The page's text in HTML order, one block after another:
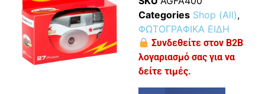
Categories Shop (All),
ΦΩΤΟΓΡΑΦΙΚΑ ΕΙΔΗ
Συνδεθείτε στον B2B
λογαριασμό σας για να
δείτε τιμές.